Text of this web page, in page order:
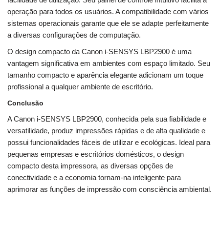
operação para todos os usuários. A compatibilidade com vários
sistemas operacionais garante que ele se adapte perfeitamente
a diversas configurações de computação.
O design compacto da Canon i-SENSYS LBP2900 é uma
vantagem significativa em ambientes com espaço limitado. Seu
tamanho compacto e aparência elegante adicionam um toque
profissional a qualquer ambiente de escritório.
Conclusão
A Canon i-SENSYS LBP2900, conhecida pela sua fiabilidade e
versatilidade, produz impressões rápidas e de alta qualidade e
possui funcionalidades fáceis de utilizar e ecológicas. Ideal para
pequenas empresas e escritórios domésticos, o design
compacto desta impressora, as diversas opções de
conectividade e a economia tornam-na inteligente para
aprimorar as funções de impressão com consciência ambiental.